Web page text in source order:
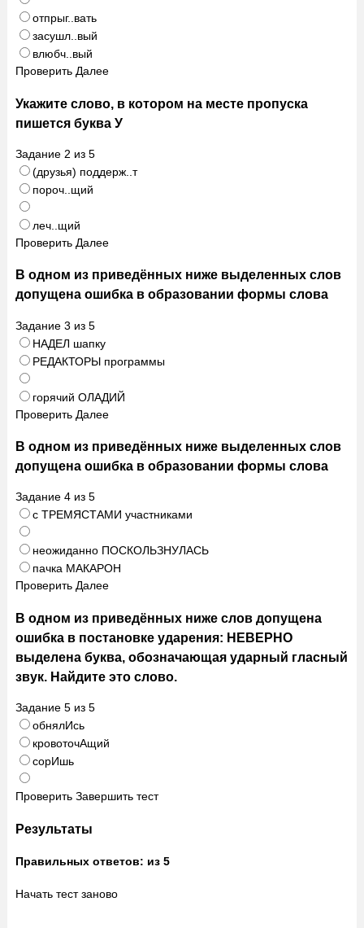
отпрыг..вать
засушл..вый
влюбч..вый
Проверить Далее
Укажите слово, в котором на месте пропуска
пишется буква У
Задание 2 из 5
(друзья) поддерж..т
пороч..щий
леч..щий
Проверить Далее
В одном из приведённых ниже выделенных слов
допущена ошибка в образовании формы слова
Задание 3 из 5
НАДЕЛ шапку
РЕДАКТОРЫ программы
горячий ОЛАДИЙ
Проверить Далее
В одном из приведённых ниже выделенных слов
допущена ошибка в образовании формы слова
Задание 4из 5
с ТРЕМЯСТАМИ участниками
неожиданно ПОСКОЛЬЗНУЛАСЬ
пачка МАКАРОН
Проверить Далее
В одном из приведённых ниже слов допущена
ошибка в постановке ударения: НЕВЕРНО
выделена буква, обозначающая ударный гласный
звук. Найдите это слово.
Задание 5из 5
обнялИсь
кровоточАщий
сорИшь
Проверить Завершить тест
Результаты
Правильных ответов: из 5
Начать тест заново